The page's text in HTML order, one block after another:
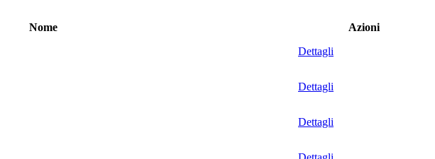
Nome
Azioni
Dettagli
Dettagli
Dettagli